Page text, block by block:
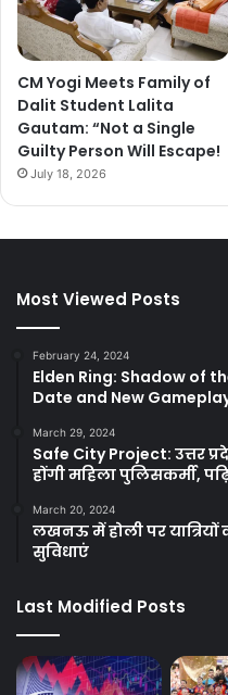
CM Yogi Meets Family of
Dalit Student Lalita
Gautam: “Not a Single
Guilty Person Will Escape!
July 18, 2026
Most Viewed Posts
February 24, 2024
Elden Ring: Shadow of
Date and New
March 29, 2024
Safe City Project: उत्तर
होंगी महिला पुलिसकर्मी,
March 20, 2024
लखनऊ में होली पर यात्रियों
सुविधाएं
Last Modified Posts